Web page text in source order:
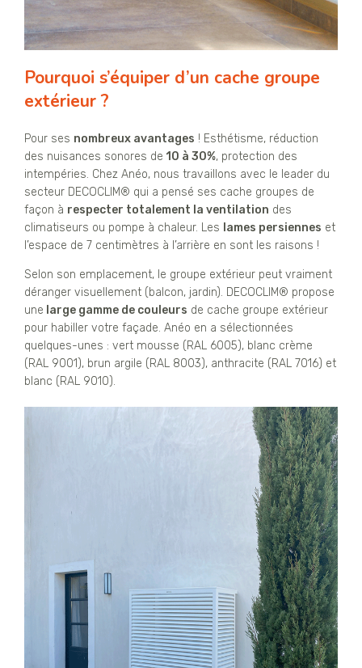
Pourquoi s’équiper d’un cache groupe
extérieur ?
Pour ses nombreux avantages ! Esthétisme, réduction
des nuisances sonores de 10 à 30%, protection des
intempéries. Chez Anéo, nous travaillons avec le leader du
secteur DECOCLIM® qui a pensé ses cache groupes de
façon à respecter totalement la ventilation des
climatiseurs ou pompe à chaleur. Les lames persiennes et
l’espace de 7 centimètres à l’arrière en sont les raisons !
Selon son emplacement, le groupe extérieur peut vraiment
déranger visuellement (balcon, jardin). DECOCLIM® propose
une large gamme de couleurs de cache groupe extérieur
pour habiller votre façade. Anéo en a sélectionnées
quelques-unes : vert mousse (RAL 6005), blanc crème
(RAL 9001), brun argile (RAL 8003), anthracite (RAL 7016) et
blanc (RAL 9010).